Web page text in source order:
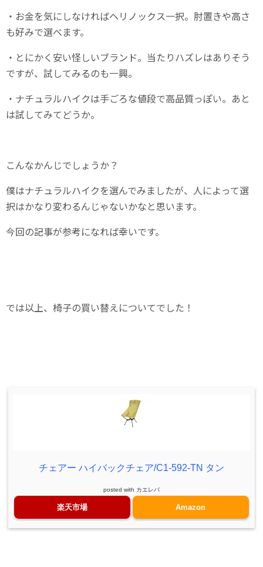
・お金を気にしなければヘリノックス一択。肘置きや高さ
も好みで選べます。
・とにかく安い怪しいブランド。当たりハズレはありそう
ですが、試してみるのも一興。
・ナチュラルハイクは手ごろな値段で高品質っぽい。あと
は試してみてどうか。
こんなかんじでしょうか？
僕はナチュラルハイクを選んでみましたが、人によって選
択はかなり変わるんじゃないかなと思います。
今回の記事が参考になれば幸いです。
では以上、椅子の買い替えについてでした！
チェアー ハイバックチェア/C1-592-TN タン
posted with カエレバ
楽天市場 Amazon